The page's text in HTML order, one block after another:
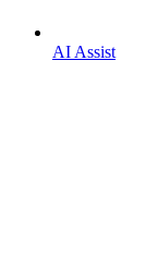
AI Assist